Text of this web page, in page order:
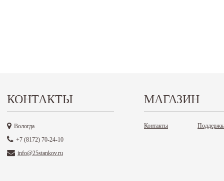
КОНТАКТЫ
Вологда
+7 (8172) 70-24-10
info@25stankov.ru
МАГАЗИН
Контакты